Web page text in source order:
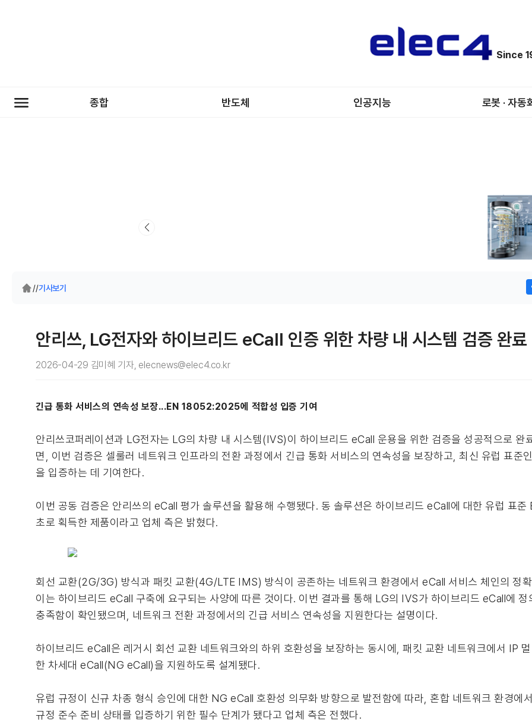
Since
종합 반도체 인공지능 로봇 · 자동
//기사보기
안리쓰, LG전자와 하이브리드 eCall 인증 위한 차량 내 시스템 검증 완료
2026-04-29 김미혜 기자, elecnews@elec4.co.kr
긴급 통화 서비스의 연속성 보장...EN 18052:2025에 적합성 입증 기여
안리쓰코퍼레이션과 LG전자는 LG의 차량 내 시스템(IVS)이 하이브리드 eCall 운용을 위한 검증을 성공적으로 완
면, 이번 검증은 셀룰러 네트워크 인프라의 전환 과정에서 긴급 통화 서비스의 연속성을 보장하고, 최신 유럽 표
을 입증하는 데 기여한다.
이번 공동 검증은 안리쓰의 eCall 평가 솔루션을 활용해 수행됐다. 동 솔루션은 하이브리드 eCall에 대한 유럽 표
초로 획득한 제품이라고 업체 측은 밝혔다.
회선 교환(2G/3G) 방식과 패킷 교환(4G/LTE IMS) 방식이 공존하는 네트워크 환경에서 eCall 서비스 체인의 정
이는 하이브리드 eCall 구축에 요구되는 사양에 따른 것이다. 이번 결과를 통해 LG의 IVS가 하이브리드 eCall에
충족함이 확인됐으며, 네트워크 전환 과정에서의 긴급 서비스 연속성을 지원한다는 설명이다.
하이브리드 eCall은 레거시 회선 교환 네트워크와의 하위 호환성을 보장하는 동시에, 패킷 교환 네트워크에서 IP
한 차세대 eCall(NG eCall)을 지원하도록 설계됐다.
유럽 규정이 신규 차종 형식 승인에 대한 NG eCall 호환성 의무화 방향으로 발전함에 따라, 혼합 네트워크 환경에
규정 준수 준비 상태를 입증하기 위한 필수 단계가 됐다고 업체 측은 전했다.